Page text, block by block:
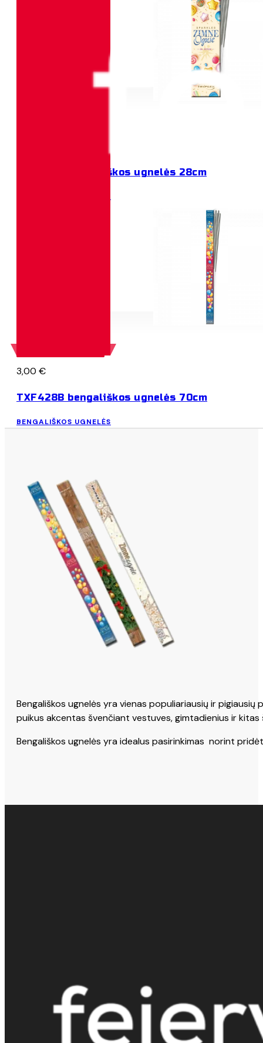
TXF748F bengališkos ugnelės 28cm
3,00 €
TXF428B bengališkos ugnelės 70cm
BENGALIŠKOS UGNELĖS
Bengališkos ugnelės yra vienas populiariausių ir
puikus akcentas švenčiant vestuves, gimtadienius ir kitas
Bengališkos ugnelės yra idealus pasirinkimas norint